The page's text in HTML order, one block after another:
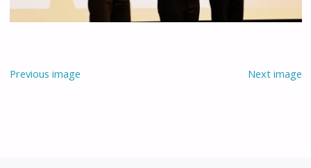
Previous image Next image